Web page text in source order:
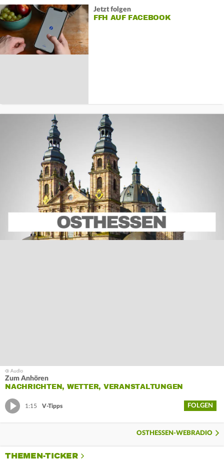
Jetzt folgen
FFH AUF FACEBOOK
Zum Anhören
NACHRICHTEN, WETTER, VERANSTALTUNGEN
1:15 V-Tipps FOLGEN
OSTHESSEN-WEBRADIO
THEMEN-TICKER